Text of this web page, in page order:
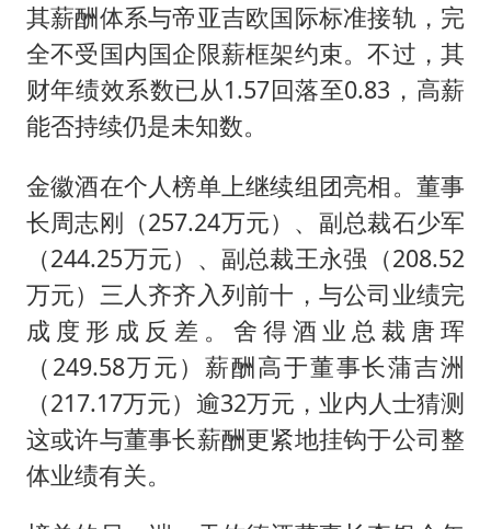
其薪酬体系与帝亚吉欧国际标准接轨，完
全不受国内国企限薪框架约束。不过，其
财年绩效系数已从1.57回落至0.83，高薪
能否持续仍是未知数。
金徽酒在个人榜单上继续组团亮相。董事
长周志刚（257.24万元）、副总裁石少军
（244.25万元）、副总裁王永强（208.52
万元）三人齐齐入列前十，与公司业绩完
成度形成反差。舍得酒业总裁唐珲
（249.58万元）薪酬高于董事长蒲吉洲
（217.17万元）逾32万元，业内人士猜测
这或许与董事长薪酬更紧地挂钩于公司整
体业绩有关。